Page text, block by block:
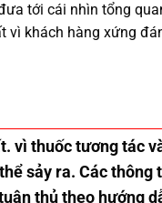
tới cái nhìn tổng
vì khách hàng xứng
vì thuốc tương tác
sảy ra. Các
thủ theo hướng